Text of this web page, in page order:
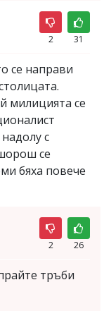
2 31
се направи
милицията се
с
се
бяха повече
2 26
тръби